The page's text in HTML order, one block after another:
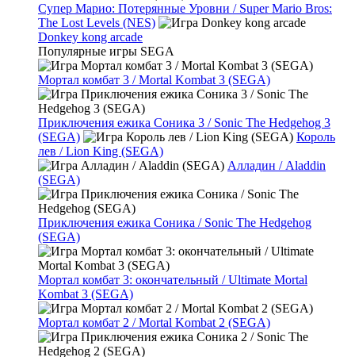
Супер Марио: Потерянные Уровни / Super Mario Bros:
The Lost Levels (NES)
Donkey kong arcade
Популярные игры SEGA
Мортал комбат 3 / Mortal Kombat 3 (SEGA)
Приключения ежика Соника 3 / Sonic The Hedgehog 3
(SEGA)
Король
лев / Lion King (SEGA)
Алладин / Aladdin
(SEGA)
Приключения ежика Соника / Sonic The Hedgehog
(SEGA)
Мортал комбат 3: окончательный / Ultimate Mortal
Kombat 3 (SEGA)
Мортал комбат 2 / Mortal Kombat 2 (SEGA)